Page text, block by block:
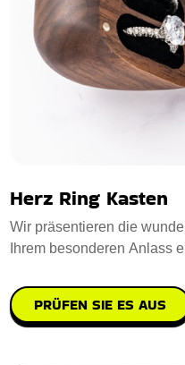
Herz Ring Kasten
Wir präsentieren die
Ihrem besonderen Anlass
PRÜFEN SIE ES AUS